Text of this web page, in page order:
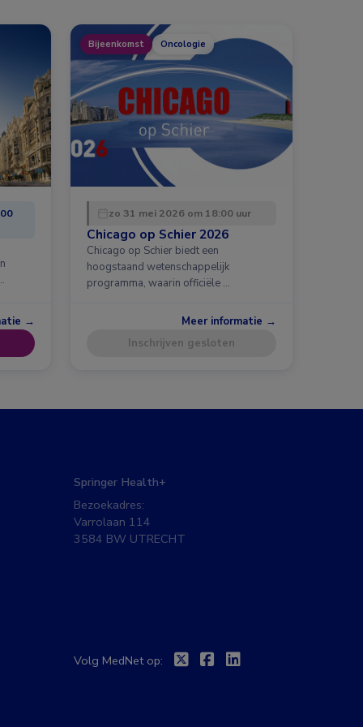
→
Bijeenkomst Oncologie
zo 31 mei 2026 om 18:00 uur
Chicago op Schier 2026
Chicago op Schier biedt een
hoogstaand wetenschappelijk
programma, waarin officiële …
Meer informatie →
Inschrijven gesloten
Springer Health+
Bezoekadres:
Varrolaan 114
3584 BW UTRECHT
Volg MedNet op: TwitterFacebook
Linkedin